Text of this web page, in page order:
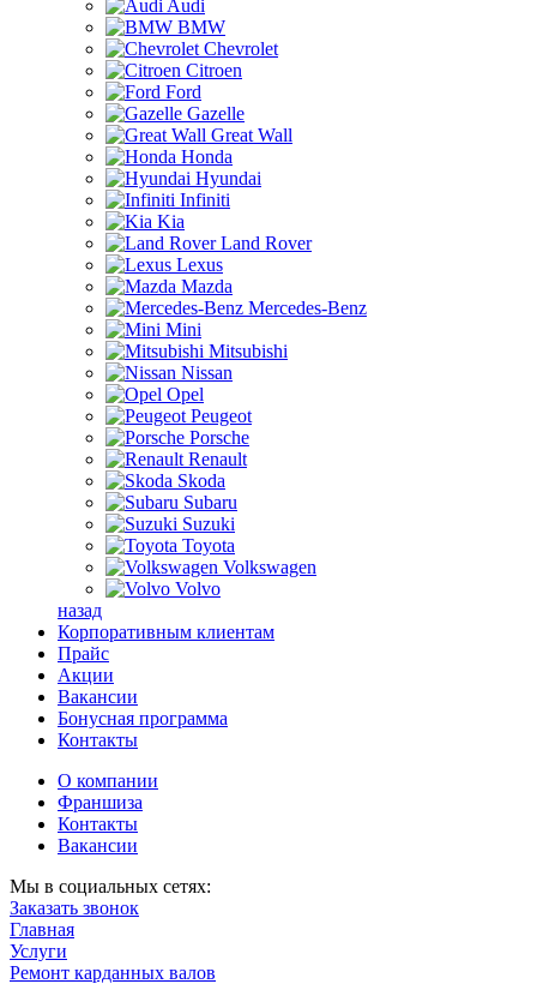
Audi
BMW
Chevrolet
Citroen
Ford
Gazelle
Great Wall
Honda
Hyundai
Infiniti
Kia
Land Rover
Lexus
Mazda
Mercedes-Benz
Mini
Mitsubishi
Nissan
Opel
Peugeot
Porsche
Renault
Skoda
Subaru
Suzuki
Toyota
Volkswagen
Volvo
назад
Корпоративным клиентам
Прайс
Акции
Вакансии
Бонусная программа
Контакты
О компании
Франшиза
Контакты
Вакансии
Мы в социальных сетях:
Заказать звонок
Главная
Услуги
Ремонт карданных валов